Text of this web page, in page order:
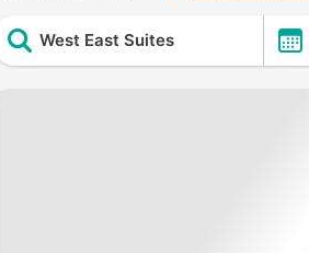
West East Suites